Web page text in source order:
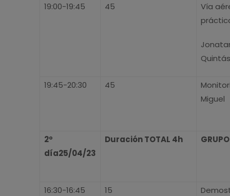
19:00-19:45 45
Vía
Quintás
19:45-20:30 45
Miguel
2º
día25/04/23
Duración TOTAL 4h
16:30-16:45 15